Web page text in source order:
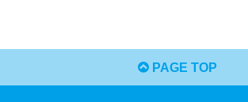
PAGE TOP